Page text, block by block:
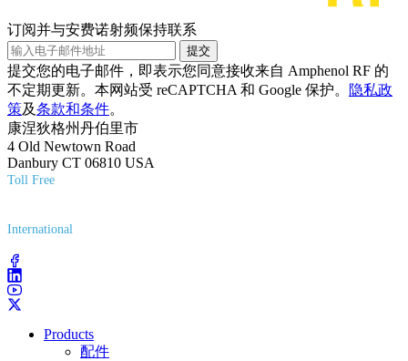
订阅并与安费诺射频保持联系
提交
提交您的电子邮件，即表示您同意接收来自 Amphenol RF 的
不定期更新。本网站受 reCAPTCHA 和 Google 保护。
隐私政
策及条款和条件。
康涅狄格州丹伯里市
4 Old Newtown Road
Danbury CT 06810 USA
Toll Free
International
Products
配件